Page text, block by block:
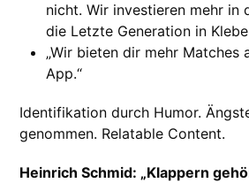
nicht. Wir investieren mehr in
die Letzte Generation in
„Wir bieten dir mehr Matches
App.“
Identifikation durch Humor.
genommen. Relatable Content.
Heinrich Schmid: „Klappern